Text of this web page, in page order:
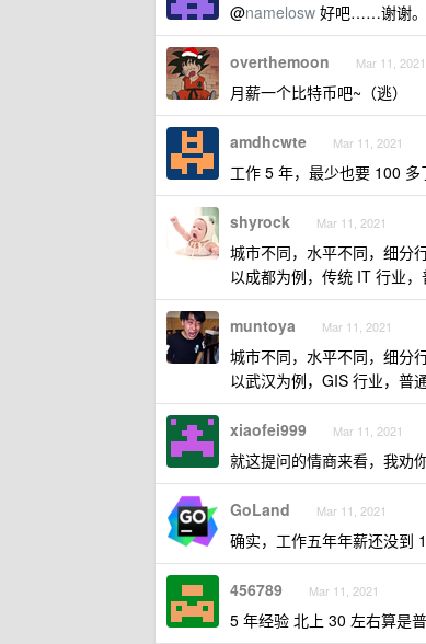
@namelosw 好吧……谢谢。
overthemoon Mar 11, 2021
月薪一个比特币吧~（逃）
amdhcwte Mar 11, 2021
工作 5 年，最少也要 100 多
shyrock Mar 11, 2021
城市不同，水平不同，细分
以成都为例，传统 IT 行业
muntoya Mar 11, 2021
城市不同，水平不同，细分
以武汉为例，GIS 行业，普
xiaofei999 Mar 11, 2021
就这提问的情商来看，我劝
GoLand Mar 11, 2021
确实，工作五年年薪还没到
456789 Mar 11, 2021
5 年经验 北上 30 左右算是